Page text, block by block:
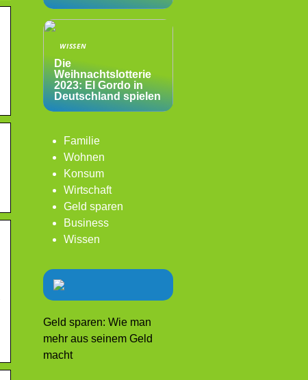
WISSEN
Die
Weihnachtslotterie
2023: El Gordo in
Deutschland spielen
Familie
Wohnen
Konsum
Wirtschaft
Geld sparen
Business
Wissen
Geld sparen: Wie man
mehr aus seinem Geld
macht